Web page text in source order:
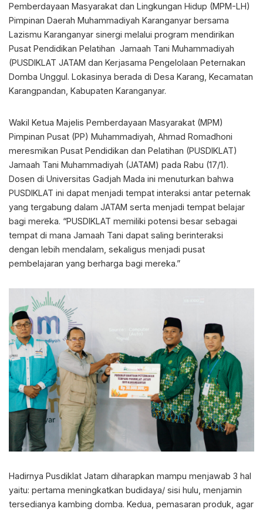
Pemberdayaan Masyarakat dan Lingkungan Hidup (MPM-LH)
Pimpinan Daerah Muhammadiyah Karanganyar bersama
Lazismu Karanganyar sinergi melalui program mendirikan
Pusat Pendidikan Pelatihan Jamaah Tani Muhammadiyah
(PUSDIKLAT JATAM dan Kerjasama Pengelolaan Peternakan
Domba Unggul. Lokasinya berada di Desa Karang, Kecamatan
Karangpandan, Kabupaten Karanganyar.
Wakil Ketua Majelis Pemberdayaan Masyarakat (MPM)
Pimpinan Pusat (PP) Muhammadiyah, Ahmad Romadhoni
meresmikan Pusat Pendidikan dan Pelatihan (PUSDIKLAT)
Jamaah Tani Muhammadiyah (JATAM) pada Rabu (17/1).
Dosen di Universitas Gadjah Mada ini menuturkan bahwa
PUSDIKLAT ini dapat menjadi tempat interaksi antar peternak
yang tergabung dalam JATAM serta menjadi tempat belajar
bagi mereka. “PUSDIKLAT memiliki potensi besar sebagai
tempat di mana Jamaah Tani dapat saling berinteraksi
dengan lebih mendalam, sekaligus menjadi pusat
pembelajaran yang berharga bagi mereka.”
Hadirnya Pusdiklat Jatam diharapkan mampu menjawab 3 hal
yaitu: pertama meningkatkan budidaya/ sisi hulu, menjamin
tersedianya kambing domba. Kedua, pemasaran produk, agar